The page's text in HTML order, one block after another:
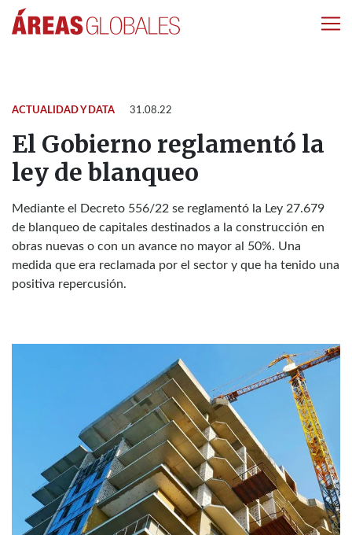
ACTUALIDAD Y DATA 31.08.22
El Gobierno reglamentó la
ley de blanqueo
Mediante el Decreto 556/22 se reglamentó la Ley 27.679
de blanqueo de capitales destinados a la construcción en
obras nuevas o con un avance no mayor al 50%. Una
medida que era reclamada por el sector y que ha tenido una
positiva repercusión.